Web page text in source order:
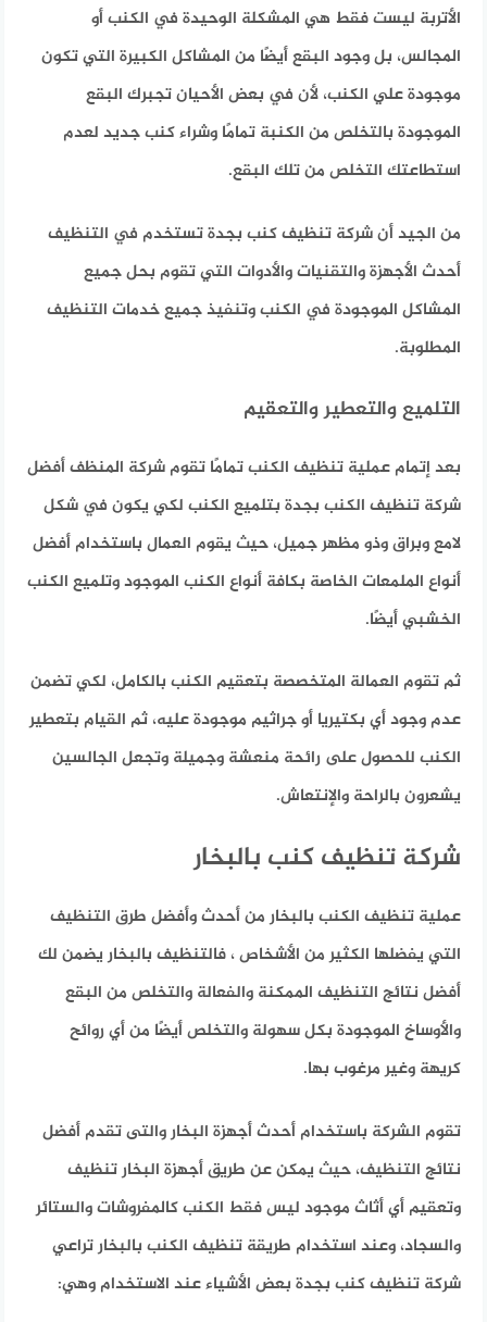
الأتربة ليست فقط هي المشكلة الوحيدة في الكنب أو
المجالس، بل وجود البقع أيضًا من المشاكل الكبيرة التي تكون
موجودة علي الكنب، لأن في بعض الأحيان تجبرك البقع
الموجودة بالتخلص من الكنبة تمامًا وشراء كنب جديد لعدم
استطاعتك التخلص من تلك البقع.
من الجيد أن شركة تنظيف كنب بجدة تستخدم في التنظيف
أحدث الأجهزة والتقنيات والأدوات التي تقوم بحل جميع
المشاكل الموجودة في الكنب وتنفيذ جميع خدمات التنظيف
المطلوبة.
التلميع والتعطير والتعقيم
بعد إتمام عملية تنظيف الكنب تمامًا تقوم شركة المنظف أفضل
شركة تنظيف الكنب بجدة بتلميع الكنب لكي يكون في شكل
لامع وبراق وذو مظهر جميل، حيث يقوم العمال باستخدام أفضل
أنواع الملمعات الخاصة بكافة أنواع الكنب الموجود وتلميع الكنب
الخشبي أيضًا.
ثم تقوم العمالة المتخصصة بتعقيم الكنب بالكامل، لكي تضمن
عدم وجود أي بكتيريا أو جراثيم موجودة عليه، ثم القيام بتعطير
الكنب للحصول على رائحة منعشة وجميلة وتجعل الجالسين
يشعرون بالراحة والإنتعاش.
شركة تنظيف كنب بالبخار
عملية تنظيف الكنب بالبخار من أحدث وأفضل طرق التنظيف
التي يفضلها الكثير من الأشخاص ، فالتنظيف بالبخار يضمن لك
أفضل نتائج التنظيف الممكنة والفعالة والتخلص من البقع
والأوساخ الموجودة بكل سهولة والتخلص أيضًا من أي روائح
كريهة وغير مرغوب بها.
تقوم الشركة باستخدام أحدث أجهزة البخار والتى تقدم أفضل
نتائج التنظيف، حيث يمكن عن طريق أجهزة البخار تنظيف
وتعقيم أي أثاث موجود ليس فقط الكنب كالمفروشات والستائر
والسجاد، وعند استخدام طريقة تنظيف الكنب بالبخار تراعي
شركة تنظيف كنب بجدة بعض الأشياء عند الاستخدام وهي: